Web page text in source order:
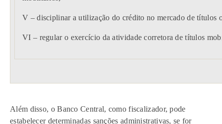
V – disciplinar a utilização do crédito no mercado de títulos
VI – regular o exercício da atividade corretora de títulos
Além disso, o Banco Central, como fiscalizador, pode
estabelecer determinadas sanções administrativas, se for